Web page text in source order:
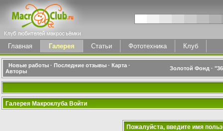
Главная Галерея Статьи Фототехника Клуб
Новые работы · Последние отзывы · Карта ·
Авторы
Золотой Фонд ·
Галерея Макроклуба Войти
Пожалуйста, введите имя